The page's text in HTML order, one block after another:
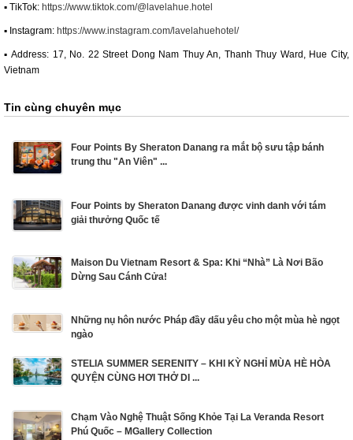
▪︎ TikTok: https://www.tiktok.com/@lavelahue.hotel
▪︎ Instagram: https://www.instagram.com/lavelahuehotel/
▪︎ Address: 17, No. 22 Street Dong Nam Thuy An, Thanh Thuy Ward, Hue City,
Vietnam
Tin cùng chuyên mục
Four Points By Sheraton Danang ra mắt bộ sưu tập bánh
trung thu "An Viên" ...
Four Points by Sheraton Danang được vinh danh với tám
giải thưởng Quốc tế
Maison Du Vietnam Resort & Spa: Khi “Nhà” Là Nơi Bão
Dừng Sau Cánh Cửa!
Những nụ hôn nước Pháp đầy dấu yêu cho một mùa hè ngọt
ngào
STELIA SUMMER SERENITY – KHI KỲ NGHỈ MÙA HÈ HÒA
QUYỆN CÙNG HƠI THỞ DI ...
Chạm Vào Nghệ Thuật Sống Khỏe Tại La Veranda Resort
Phú Quốc – MGallery Collection